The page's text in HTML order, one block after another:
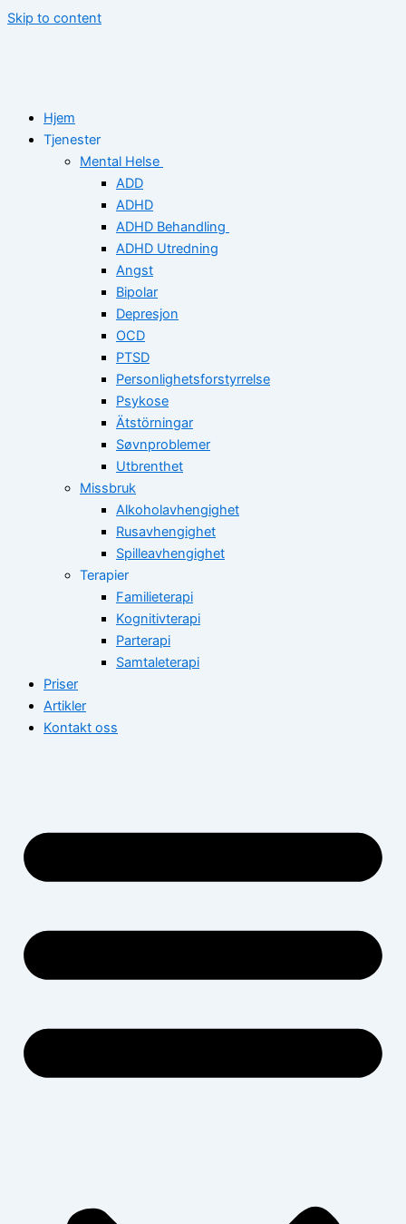
Skip to content
Hjem
Tjenester
Mental Helse
ADD
ADHD
ADHD Behandling
ADHD Utredning
Angst
Bipolar
Depresjon
OCD
PTSD
Personlighetsforstyrrelse
Psykose
Ätstörningar
Søvnproblemer
Utbrenthet
Missbruk
Alkoholavhengighet
Rusavhengighet
Spilleavhengighet
Terapier
Familieterapi
Kognitivterapi
Parterapi
Samtaleterapi
Priser
Artikler
Kontakt oss